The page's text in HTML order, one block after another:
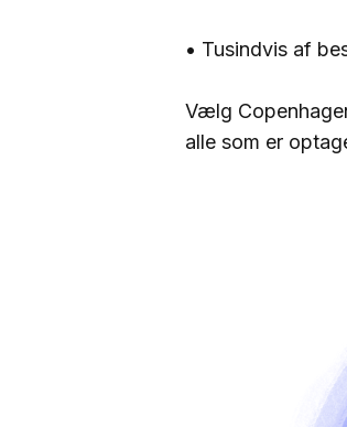
• Tusindvis af
Vælg
alle som er